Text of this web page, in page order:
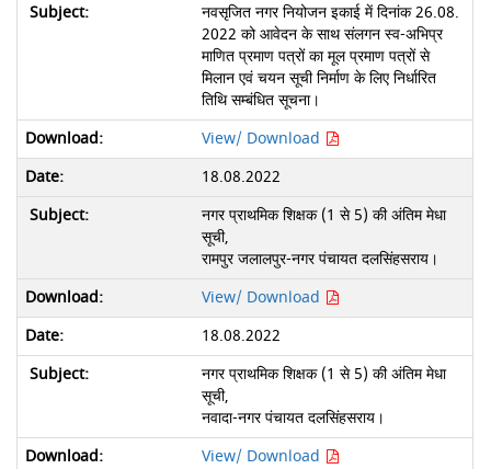
नवसृजित नगर नियोजन इकाई में दिनांक 26.08.
2022 को आवेदन के साथ संलगन स्व-अभिप्र
माणित प्रमाण पत्रों का मूल प्रमाण पत्रों से
मिलान एवं चयन सूची निर्माण के लिए निर्धारित
तिथि सम्बंधित सूचना।
View/ Download
18.08.2022
नगर प्राथमिक शिक्षक (1 से 5) की अंतिम मेधा
सूची,
रामपुर जलालपुर-नगर पंचायत दलसिंहसराय।
View/ Download
18.08.2022
नगर प्राथमिक शिक्षक (1 से 5) की अंतिम मेधा
सूची,
नवादा-नगर पंचायत दलसिंहसराय।
View/ Download